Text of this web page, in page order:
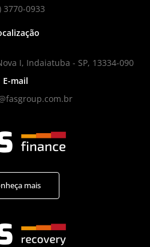
3770-0933
I, Indaiatuba - SP, 13334-090
E-mail
mais